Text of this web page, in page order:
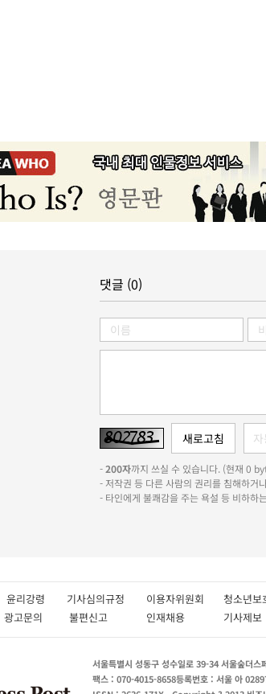
댓글 (0)
-200자까지 쓰실 수 있습니다. (현재 0
- 저작권 등 다른 사람의 권리를 침해하거
- 타인에게 불쾌감을 주는 욕설 등 비하하
윤리강령 기사심의규정 이용자위원회 청소년
광고문의 불편신고 인재채용 기사
서울특별시 성동구 성수일로 39-34 서울숲더
팩스 : 070-4015-8658등록번호 : 서울 아